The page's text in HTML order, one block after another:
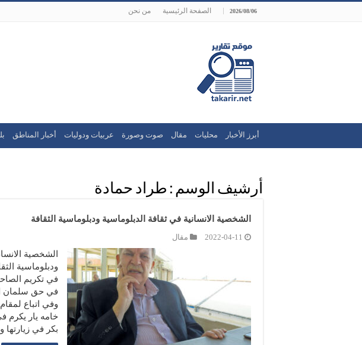
2026/08/06 الصفحة الرئيسية من نحن
أبرز الأخبار محليات مقال صوت وصورة عربيات ودوليات أخبار المناطق
أرشيف الوسم : طراد حمادة
الشخصية الانسانية في ثقافة الدبلوماسية ودبلوماسية الثقافة
2022-04-11 مقال
الشخصية
ودبلوماسية
في تكريم
في حق سلمان
وفي اتباع
خامه يار يكرم
بكر في